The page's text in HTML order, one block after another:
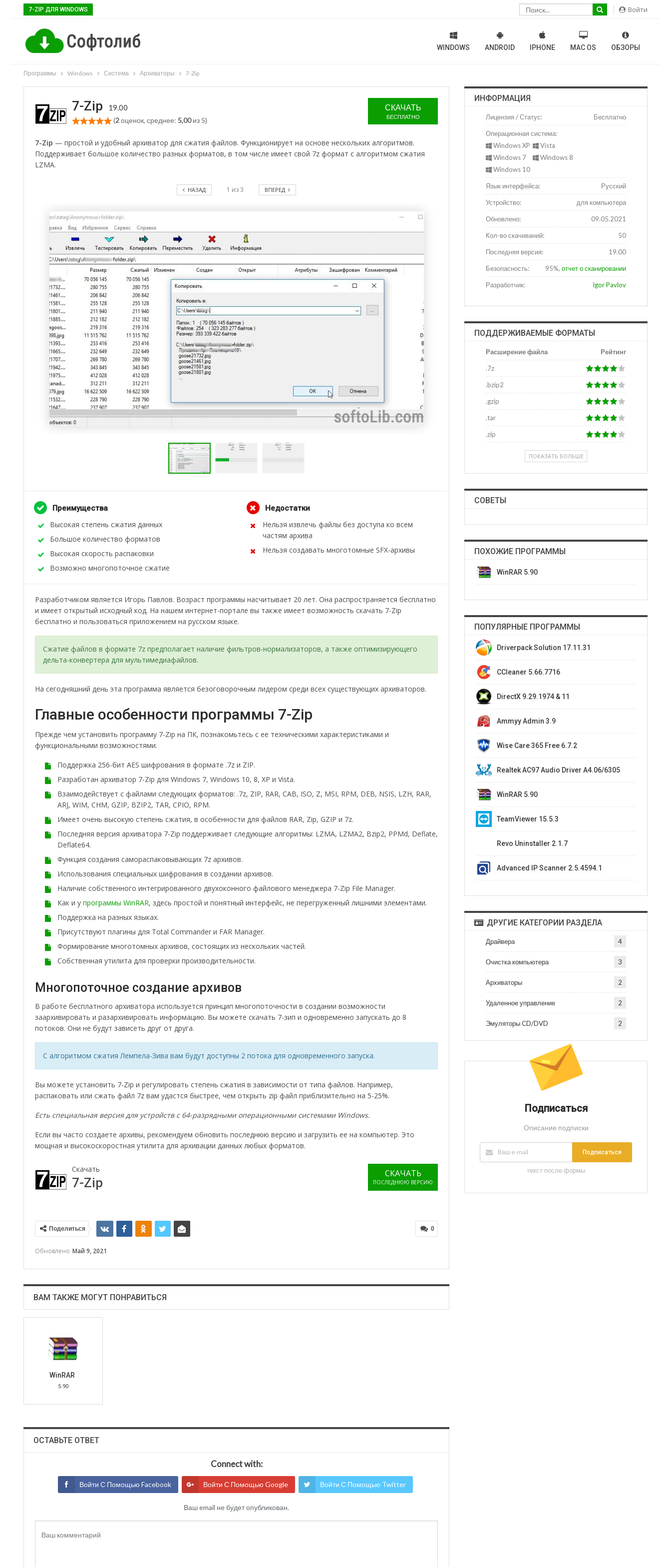
Войти
7-ZIP ДЛЯ WINDOWS
WINDOWS ANDROID IPHONE MAC OS ОБЗОРЫ
Программы Windows Система Архиваторы 7-Zip
7-Zip 19.00
(2оценок, среднее: 5,00из 5)
СКАЧАТЬ
БЕСПЛАТНО
7-Zip — простой и удобный архиватор для сжатия файлов. Функционирует на основе нескольких алгоритмов.
Поддерживает большое количество разных форматов, в том числе имеет свой 7z формат с алгоритмом сжатия
LZMA.
НАЗАД 1 из3 ВПЕРЕД
Преимущества
Высокая степень сжатия данных
Большое количество форматов
Высокая скорость распаковки
Возможно многопоточное сжатие
Недостатки
Нельзя извлечь файлы без доступа ко всем
частям архива
Нельзя создавать многотомные SFX-архивы
Разработчиком является Игорь Павлов. Возраст программы насчитывает 20 лет. Она распространяется бесплатно
и имеет открытый исходный код. На нашем интернет-портале вы также имеет возможность скачать 7-Zip
бесплатно и пользоваться приложением на русском языке.
Сжатие файлов в формате 7z предполагает наличие фильтров-нормализаторов, а также оптимизирующего
дельта-конвертера для мультимедиафайлов.
На сегодняшний день эта программа является безоговорочным лидером среди всех существующих архиваторов.
Главные особенности программы 7-Zip
Прежде чем установить программу 7-Zip на ПК, познакомьтесь с ее техническими характеристиками и
функциональными возможностями.
Поддержка 256-бит AES шифрования в формате .7z и ZIP.
Разработан архиватор 7-Zip для Windows 7, Windows 10, 8, XP и Vista.
Взаимодействует с файлами следующих форматов: .7z, ZIP, RAR, CAB, ISO, Z, MSI, RPM, DEB, NSIS, LZH, RAR,
ARJ, WIM, CHM, GZIP, BZIP2, TAR, CPIO, RPM.
Имеет очень высокую степень сжатия, в особенности для файлов RAR, Zip, GZIP и 7z.
Последняя версия архиватора 7-Zip поддерживает следующие алгоритмы: LZMA, LZMA2, Bzip2, PPMd, Deflate,
Deflate64.
Функция создания самораспаковывающих 7z архивов.
Использования специальных шифрования в создании архивов.
Наличие собственного интегрированного двухоконного файлового менеджера 7-Zip File Manager.
Как и у программы WinRAR, здесь простой и понятный интерфейс, не перегруженный лишними элементами.
Поддержка на разных языках.
Присутствуют плагины для Total Commander и FAR Manager.
Формирование многотомных архивов, состоящих из нескольких частей.
Собственная утилита для проверки производительности.
Многопоточное создание архивов
В работе бесплатного архиватора используется принцип многопоточности в создании возможности
заархивировать и разархивировать информацию. Вы можете скачать 7-зип и одновременно запускать до 8
потоков. Они не будут зависеть друг от друга.
С алгоритмом сжатия Лемпела-Зива вам будут доступны 2 потока для одновременного запуска.
Вы можете установить 7-Zip и регулировать степень сжатия в зависимости от типа файлов. Например,
распаковать или сжать файл 7z вам удастся быстрее, чем открыть zip файл приблизительно на 5-25%.
Есть специальная версия для устройств с 64-разрядными операционными системами Windows.
Если вы часто создаете архивы, рекомендуем обновить последнюю версию и загрузить ее на компьютер. Это
мощная и высокоскоростная утилита для архивации данных любых форматов.
Скачать
7-Zip
СКАЧАТЬ
ПОСЛЕДНЮЮ ВЕРСИЮ
0
Поделиться
Обновлено Май 9, 2021
ВАМ ТАКЖЕ МОГУТ ПОНРАВИТЬСЯ
WinRAR
5.90
ОСТАВЬТЕ ОТВЕТ
Connect with:
Войти С Помощью Facebook Войти С Помощью Google Войти С Помощью Twitter
Ваш email не будет опубликован.
ИНФОРМАЦИЯ
Лицензия / Статус: Бесплатно
Операционная система:
Windows XP
Vista
Windows 7
Windows 8
Windows 10
Язык интерфейса: Русский
Устройство: для компьютера
Обновлено: 09.05.2021
Кол-во скачиваний: 50
Последняя версия: 19.00
Безопасность: 95%, отчет о сканировании
Разработчик: Igor Pavlov
ПОДДЕРЖИВАЕМЫЕ ФОРМАТЫ
Расширение файла Рейтинг
.7z
.bzip2
.gzip
.tar
.zip
ПОКАЗАТЬ БОЛЬШЕ
СОВЕТЫ
ПОХОЖИЕ ПРОГРАММЫ
WinRAR 5.90
ПОПУЛЯРНЫЕ ПРОГРАММЫ
Driverpack Solution 17.11.31
CCleaner 5.66.7716
DirectX 9.29.1974 & 11
Ammyy Admin 3.9
Wise Care 365 Free 6.7.2
Realtek AC97 Audio Driver A4.06/6305
WinRAR 5.90
TeamViewer 15.5.3
Revo Uninstaller 2.1.7
Advanced IP Scanner 2.5.4594.1
ДРУГИЕ КАТЕГОРИИ РАЗДЕЛА
Драйвера 4
Очистка компьютера 3
Архиваторы 2
Удаленное управление 2
Эмуляторы CD/DVD 2
Подписаться
Описание подписки
Подписаться
текст после формы